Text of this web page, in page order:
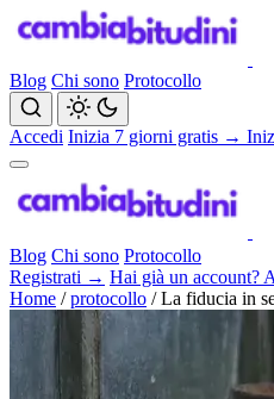
Blog Chi sono Protocollo
Accedi Inizia 7 giorni gratis →
Blog Chi sono Protocollo
Registrati → Hai già un account?
Home / protocollo / La fiducia in